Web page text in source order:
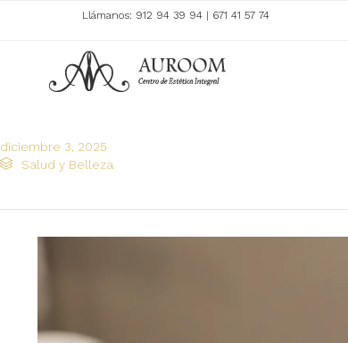
Llámanos: 912 94 39 94 | 671 41 57 74
diciembre 3, 2025
 Category
Salud y Belleza